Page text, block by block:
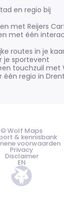
en regio bij
met Reijers
met één
routes in je
je sportevent
touchzuil met
één regio in
© Wolf Maps
& kennisbank
voorwaarden
Privacy
Disclaimer
EN